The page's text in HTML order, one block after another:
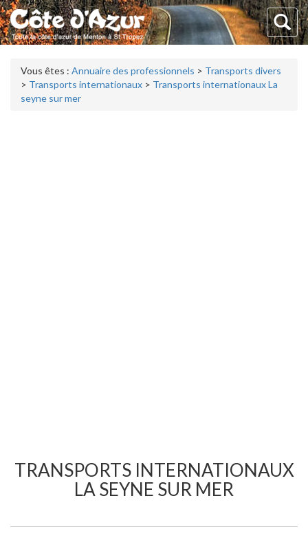
Vous êtes : Annuaire des professionnels > Transports divers
> Transports internationaux > Transports internationaux La
seyne sur mer
TRANSPORTS INTERNATIONAUX
LA SEYNE SUR MER